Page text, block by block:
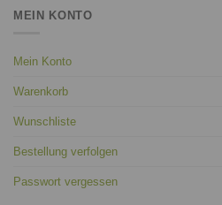
MEIN KONTO
Mein Konto
Warenkorb
Wunschliste
Bestellung verfolgen
Passwort vergessen